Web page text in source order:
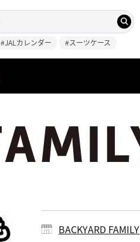
#JALカレンダー #スーツケース
BACKYARD FAMILY